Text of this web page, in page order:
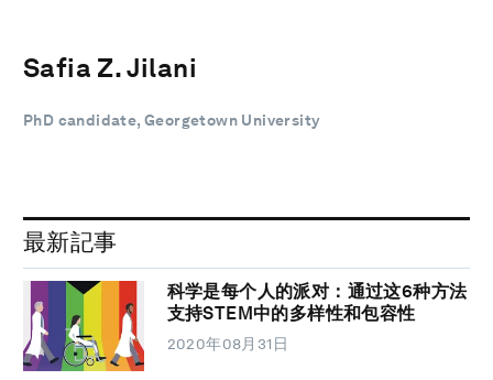
Safia Z. Jilani
PhD candidate, Georgetown University
最新記事
科学是每个人的派对：通过这6种方法
支持STEM中的多样性和包容性
2020年08月31日